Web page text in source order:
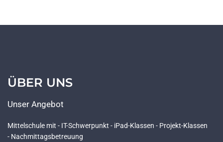
ÜBER UNS
Unser Angebot
Mittelschule mit - IT-Schwerpunkt - iPad-Klassen - Projekt-Klassen
- Nachmittagsbetreuung